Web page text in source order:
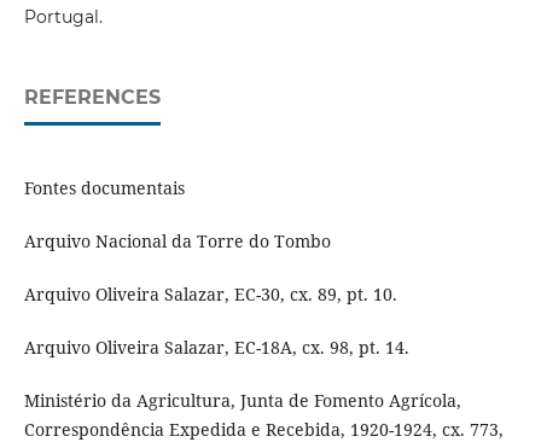
Portugal.
REFERENCES
Fontes documentais
Arquivo Nacional da Torre do Tombo
Arquivo Oliveira Salazar, EC-30, cx. 89, pt. 10.
Arquivo Oliveira Salazar, EC-18A, cx. 98, pt. 14.
Ministério da Agricultura, Junta de Fomento Agrícola,
Correspondência Expedida e Recebida, 1920-1924, cx. 773,